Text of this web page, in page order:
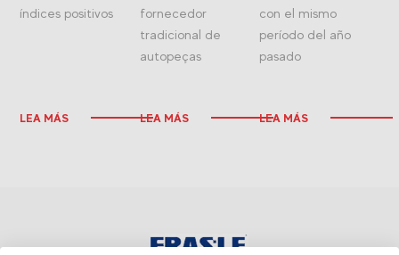
índices positivos
LEA MÁS
fornecedor
tradicional de
autopeças
LEA MÁS
con el mismo
período del año
pasado
LEA MÁS